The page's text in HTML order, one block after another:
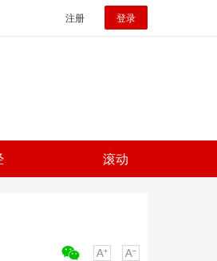
注册 登录
滚动